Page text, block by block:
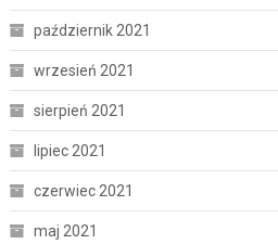
październik 2021
wrzesień 2021
sierpień 2021
lipiec 2021
czerwiec 2021
maj 2021